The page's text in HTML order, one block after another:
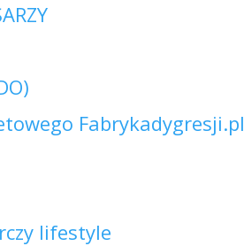
Fabrykadygresji.pl
lifestyle